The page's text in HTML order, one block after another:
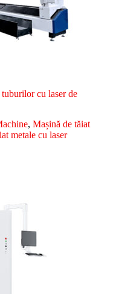
cu laser de
,Mașină de tăiat
metale cu laser